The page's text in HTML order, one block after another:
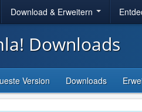
Download & Erweitern
Downloads
Version Downloads